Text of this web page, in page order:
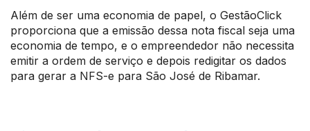
Além de ser uma economia de papel, o GestãoClick
proporciona que a emissão dessa nota fiscal seja uma
economia de tempo, e o empreendedor não necessita
emitir a ordem de serviço e depois redigitar os dados
para gerar a NFS-e para São José de Ribamar.